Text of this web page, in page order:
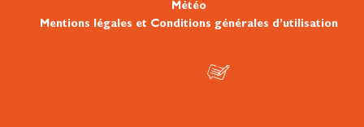
Météo
Mentions légales et Conditions générales d’utilisation